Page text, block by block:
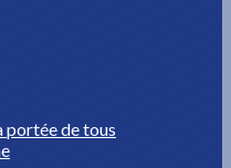
portée de tous